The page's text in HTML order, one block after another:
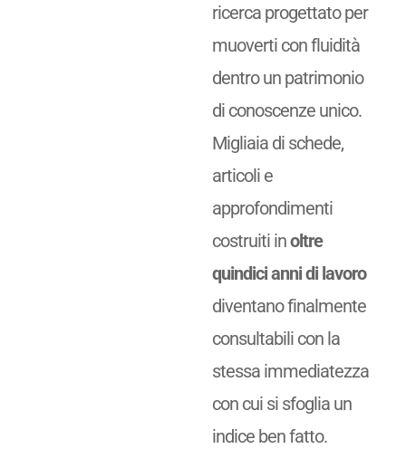
ricerca progettato per
muoverti con fluidità
dentro un patrimonio
di conoscenze unico.
Migliaia di schede,
articoli e
approfondimenti
costruiti inoltre
quindici anni di lavoro
diventano finalmente
consultabili con la
stessa immediatezza
con cui si sfoglia un
indice ben fatto.